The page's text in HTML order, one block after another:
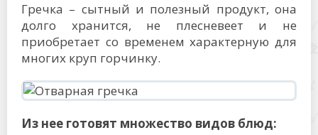
Гречка – сытный и полезный продукт, она
долго хранится, не плесневеет и не
приобретает со временем характерную для
многих круп горчинку.
Из нее готовят множество видов блюд: